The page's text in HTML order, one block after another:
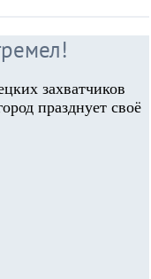
захватчиков
празднует своё